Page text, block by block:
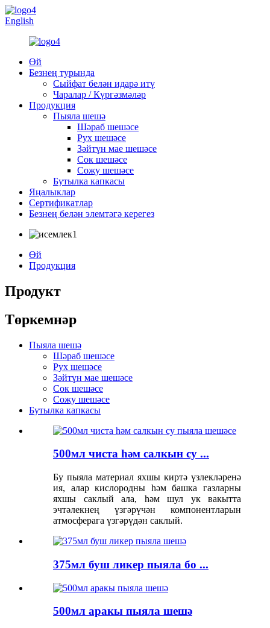
English
Өй
Безнең турында
Сыйфат белән идарә итү
Чаралар / Күргәзмәләр
Продукция
Пыяла шешә
Шәраб шешәсе
Рух шешәсе
Зәйтүн мае шешәсе
Сок шешәсе
Сожу шешәсе
Бутылка капкасы
Яңалыклар
Сертификатлар
Безнең белән элемтәгә керегез
Өй
Продукция
Продукт
Төркемнәр
Пыяла шешә
Шәраб шешәсе
Рух шешәсе
Зәйтүн мае шешәсе
Сок шешәсе
Сожу шешәсе
Бутылка капкасы
500мл чиста һәм салкын су ...
Бу пыяла материал яхшы киртә үзлекләренә
ия, алар кислородны һәм башка газларны
яхшы саклый ала, һәм шул ук вакытта
эчтәлекнең үзгәрүчән компонентларын
атмосферага үзгәрүдән саклый.
375мл буш ликер пыяла бо ...
500мл аракы пыяла шешә